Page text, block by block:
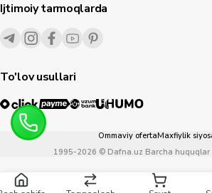
Ijtimoiy tarmoqlarda
To'lov usullari
1995-2026 © Dafna.uz Barcha
Ommaviy ofertaMaxfiylik